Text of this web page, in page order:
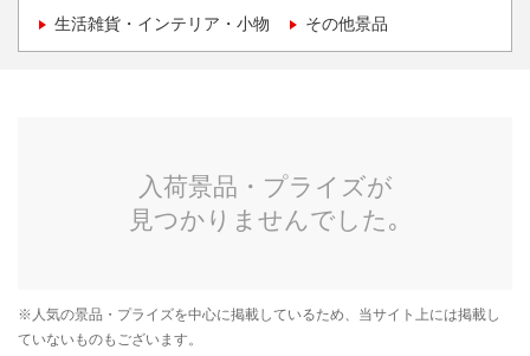
生活雑貨・インテリア・小物 その他景品